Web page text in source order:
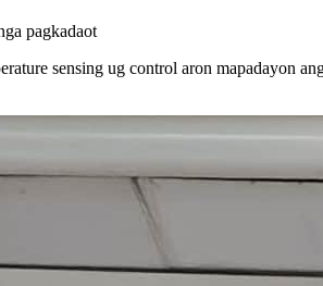
pagkadaot
sensing ug control aron mapadayon